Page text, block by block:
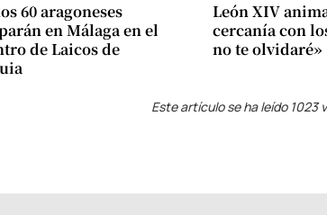
60 aragoneses
en Málaga en el
de Laicos de
León XIV
cercanía con
no te olvidaré»
Este artículo se ha leído 1023